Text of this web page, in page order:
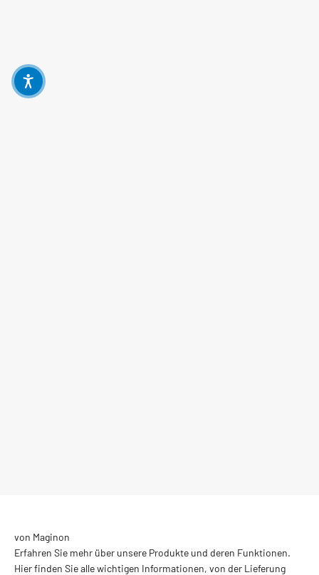
von Maginon
Erfahren Sie mehr über unsere Produkte und deren Funktionen.
Hier finden Sie alle wichtigen Informationen, von der Lieferung